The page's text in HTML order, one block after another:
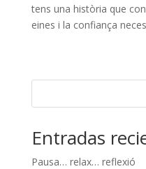
tens una història que
eines i la confiança
Entradas
Pausa… relax… reflexió